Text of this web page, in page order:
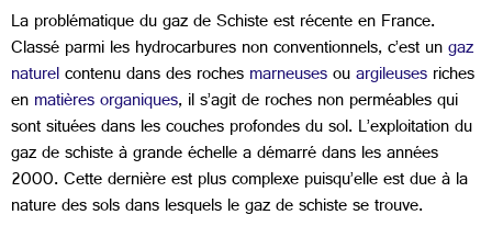
La problématique du gaz de Schiste est récente en France.
Classé parmi les hydrocarbures non conventionnels, c’est ungaz
naturelcontenu dans des rochesmarneusesouargileusesriches
enmatières organiques, il s’agit de roches non perméables qui
sont situées dans les couches profondes du sol. L’exploitation du
gaz de schiste à grande échelle a démarré dans les années
2000. Cette dernière est plus complexe puisqu’elle est due à la
nature des sols dans lesquels le gaz de schiste se trouve.